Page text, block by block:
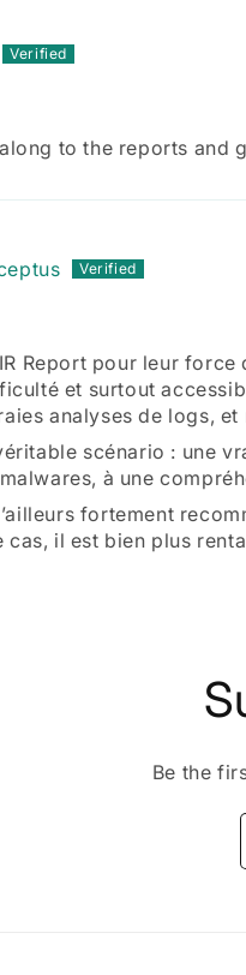
to the reports and
Report pour leur
et surtout
analyses de logs,
scénario : une
à une
fortement
il est bien plus
Be the